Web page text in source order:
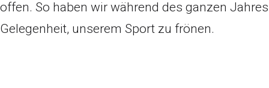
offen. So haben wir während des ganzen Jahres
Gelegenheit, unserem Sport zu frönen.